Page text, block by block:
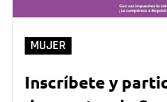
MUJER
Inscríbete y